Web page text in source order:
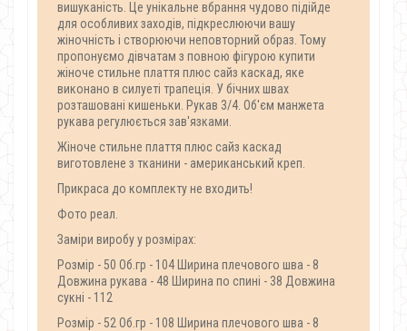
вишуканість. Це унікальне вбрання чудово підійде
для особливих заходів, підкреслюючи вашу
жіночність і створюючи неповторний образ. Тому
пропонуємо дівчатам з повною фігурою купити
жіноче стильне плаття плюс сайз каскад, яке
виконано в силуеті трапеція. У бічних швах
розташовані кишеньки. Рукав 3/4. Об'єм манжета
рукава регулюється зав'язками.
Жіноче стильне плаття плюс сайз каскад
виготовлене з тканини - американський креп.
Прикраса до комплекту не входить!
Фото реал.
Заміри виробу у розмірах:
Розмір - 50 Об.гр - 104 Ширина плечового шва - 8
Довжина рукава - 48 Ширина по спині - 38 Довжина
сукні - 112
Розмір - 52 Об.гр - 108 Ширина плечового шва - 8